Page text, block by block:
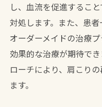
し、血流を促進するこ
対処します。また、患
オーダーメイドの治療
効果的な治療が期待で
ローチにより、肩こり
ます。